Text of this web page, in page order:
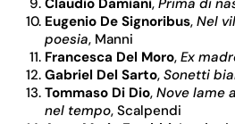
Claudio Damiani, Prima di
Eugenio De Signoribus, Nel
poesia, Manni
Francesca Del Moro, Ex
Gabriel Del Sarto, Sonetti
Tommaso Di Dio, Nove lame
nel tempo, Scalpendi